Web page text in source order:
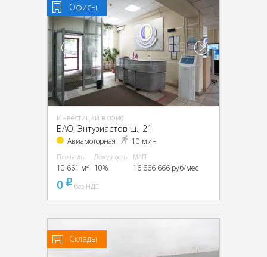
Офисы
Инвестиции в офис
ВАО, Энтузиастов ш., 21
Авиамоторная 10 мин
Площадь
10 661 м²
Доходность
10%
МАП
16 666 666 руб/мес
0 pуббез НДС
Склады